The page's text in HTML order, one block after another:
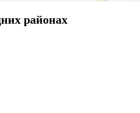
районах